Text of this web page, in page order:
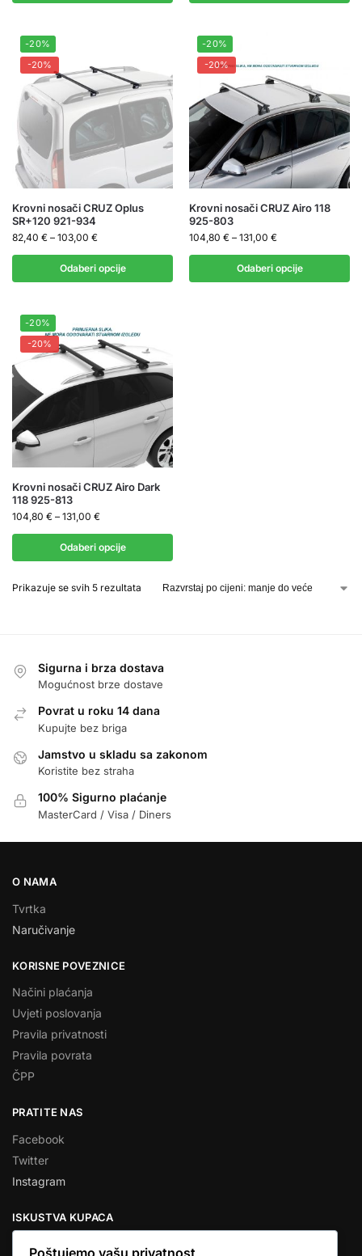
-20%
-20%
Krovni nosači CRUZ Oplus
SR+120 921-934
82,40 € – 103,00 €
Odaberi opcije
-20%
-20%
Krovni nosači CRUZ Airo 118
925-803
104,80 € – 131,00 €
Odaberi opcije
-20%
-20%
Krovni nosači CRUZ Airo Dark
118 925-813
104,80 € – 131,00 €
Odaberi opcije
Prikazuje se svih 5 rezultata
Sigurna i brza dostava
Mogućnost brze dostave
Povrat u roku 14 dana
Kupujte bez briga
Jamstvo u skladu sa zakonom
Koristite bez straha
100% Sigurno plaćanje
MasterCard / Visa / Diners
O NAMA
Tvrtka
Naručivanje
KORISNE POVEZNICE
Načini plaćanja
Uvjeti poslovanja
Pravila privatnosti
Pravila povrata
ČPP
PRATITE NAS
Facebook
Twitter
Instagram
ISKUSTVA KUPACA